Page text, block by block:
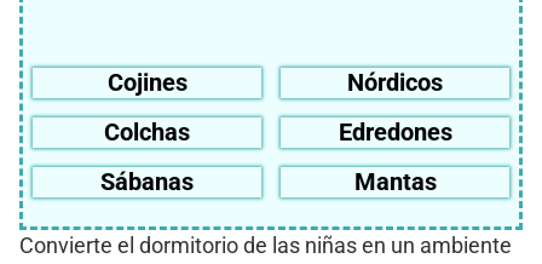
Cojines
Nórdicos
Colchas
Edredones
Sábanas
Mantas
Convierte el dormitorio de las niñas en un ambiente